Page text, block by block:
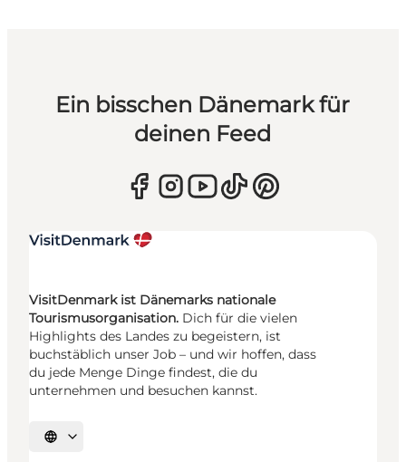
Ein bisschen Dänemark für
deinen Feed
VisitDenmark ist Dänemarks nationale
Tourismusorganisation. Dich für die vielen
Highlights des Landes zu begeistern, ist
buchstäblich unser Job – und wir hoffen, dass
du jede Menge Dinge findest, die du
unternehmen und besuchen kannst.
Sprache auswählen